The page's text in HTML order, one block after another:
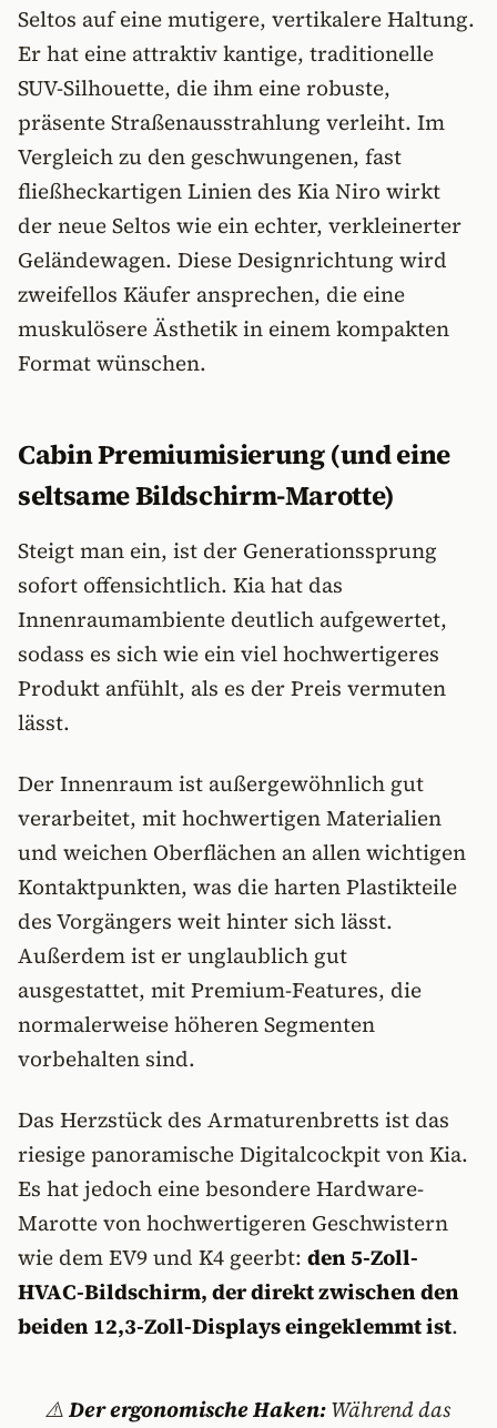
Seltos auf eine mutigere, vertikalere Haltung.
Er hat eine attraktiv kantige, traditionelle
SUV-Silhouette, die ihm eine robuste,
präsente Straßenausstrahlung verleiht. Im
Vergleich zu den geschwungenen, fast
fließheckartigen Linien des Kia Niro wirkt
der neue Seltos wie ein echter, verkleinerter
Geländewagen. Diese Designrichtung wird
zweifellos Käufer ansprechen, die eine
muskulösere Ästhetik in einem kompakten
Format wünschen.
Cabin Premiumisierung (und eine
seltsame Bildschirm-Marotte)
Steigt man ein, ist der Generationssprung
sofort offensichtlich. Kia hat das
Innenraumambiente deutlich aufgewertet,
sodass es sich wie ein viel hochwertigeres
Produkt anfühlt, als es der Preis vermuten
lässt.
Der Innenraum ist außergewöhnlich gut
verarbeitet, mit hochwertigen Materialien
und weichen Oberflächen an allen wichtigen
Kontaktpunkten, was die harten Plastikteile
des Vorgängers weit hinter sich lässt.
Außerdem ist er unglaublich gut
ausgestattet, mit Premium-Features, die
normalerweise höheren Segmenten
vorbehalten sind.
Das Herzstück des Armaturenbretts ist das
riesige panoramische Digitalcockpit von Kia.
Es hat jedoch eine besondere Hardware-
Marotte von hochwertigeren Geschwistern
wie dem EV9 und K4 geerbt: den 5-Zoll-
HVAC-Bildschirm, der direkt zwischen den
beiden 12,3-Zoll-Displays eingeklemmt ist.
⚠️Der ergonomische Haken:Während das